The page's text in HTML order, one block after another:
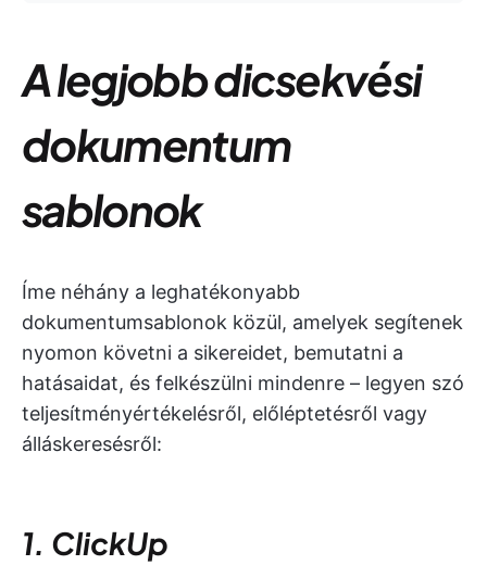
A legjobb dicsekvési
dokumentum
sablonok
Íme néhány a leghatékonyabb
dokumentumsablonok közül, amelyek segítenek
nyomon követni a sikereidet, bemutatni a
hatásaidat, és felkészülni mindenre – legyen szó
teljesítményértékelésről, előléptetésről vagy
álláskeresésről:
1. ClickUp